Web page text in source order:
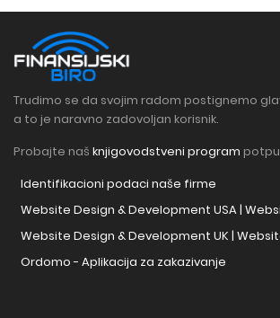
Trudimo se da svojim radom postignemo
a to je naravno zadovoljan korisnik.
Probajte naš knjigovodstveni program
Identifikacioni podaci naše firme
Website Design & Development USA |
Website Design & Development UK |
Ordomo - Aplikacija za zakazivanje